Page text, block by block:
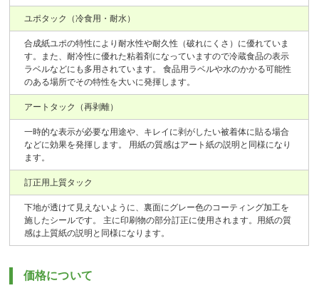
ユポタック（冷食用・耐水）
合成紙ユポの特性により耐水性や耐久性（破れにくさ）に優れていま
す。また、耐冷性に優れた粘着剤になっていますので冷蔵食品の表示
ラベルなどにも多用されています。 食品用ラベルや水のかかる可能性
のある場所でその特性を大いに発揮します。
アートタック（再剥離）
一時的な表示が必要な用途や、キレイに剥がしたい被着体に貼る場合
などに効果を発揮します。 用紙の質感はアート紙の説明と同様になり
ます。
訂正用上質タック
下地が透けて見えないように、裏面にグレー色のコーティング加工を
施したシールです。 主に印刷物の部分訂正に使用されます。用紙の質
感は上質紙の説明と同様になります。
価格について